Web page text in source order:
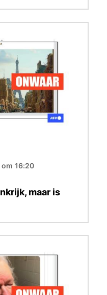
16:20
maar is